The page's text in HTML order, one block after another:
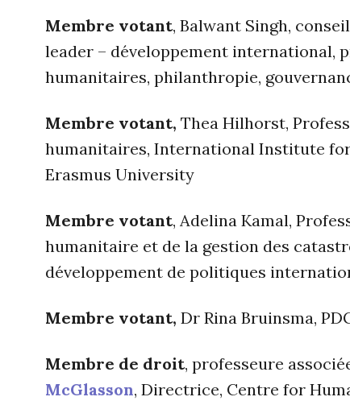
Membre votant, Balwant Singh,
leader – développement international,
humanitaires, philanthropie,
Membre votant, Thea Hilhorst,
humanitaires, International Institute for
Erasmus University
Membre votant, Adelina Kamal,
humanitaire et de la gestion des
développement de politiques
Membre votant, Dr Rina Bruinsma,
Membre de droit, professeure
McGlasson, Directrice, Centre for